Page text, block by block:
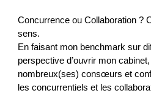
Concurrence ou Collaboration ?
sens.
En faisant mon benchmark sur
perspective d’ouvrir mon
nombreux(ses) consœurs et
les concurrentiels et les